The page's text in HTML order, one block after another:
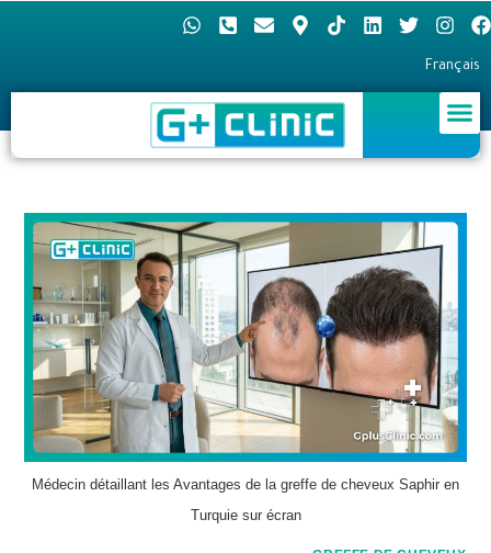
Français
Médecin détaillant les Avantages de la greffe de cheveux Saphir en
Turquie sur écran